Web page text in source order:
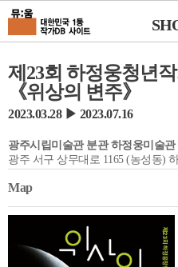
제23회 하정웅청년
《위상의 변주》
2023.03.28 ▶ 2023.07.16
광주시립미술관 분관 하정웅미술관
광주 서구 상무대로 1165 (농성동)
Map